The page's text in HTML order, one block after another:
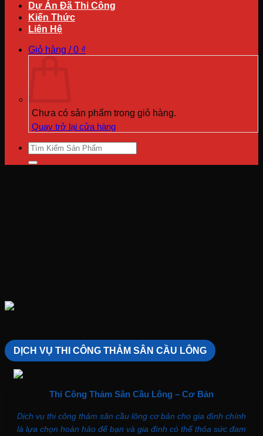
Dự Án Đã Thi Công
Kiến Thức
Liên Hệ
Giỏ hàng /0 ₫
Chưa có sản phẩm trong giỏ hàng.
Quay trở lại cửa hàng
Tìm
kiếm:
DỊCH VỤ THI CÔNG THẢM SÂN CẦU LÔNG
Thi Công Thảm Sân Cầu Lông – Cơ Bản
Dịch vụ thi công thảm sân cầu lông cơ bản cho gia đình chính
là lựa chọn hoàn hảo để bạn và gia đình có thể thỏa sức đam